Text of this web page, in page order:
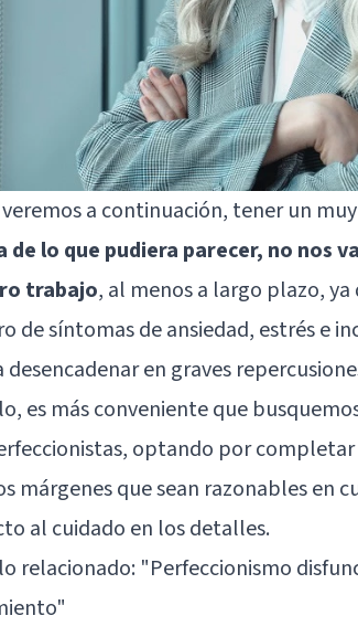
a continuación, tener un
de lo que pudiera parecer, no nos
trabajo, al menos a largo plazo,
de síntomas de ansiedad, estrés e
desencadenar en graves
es más conveniente que
optando por
márgenes que sean razonables en
al cuidado en los detalles.
relacionado: "Perfeccionismo